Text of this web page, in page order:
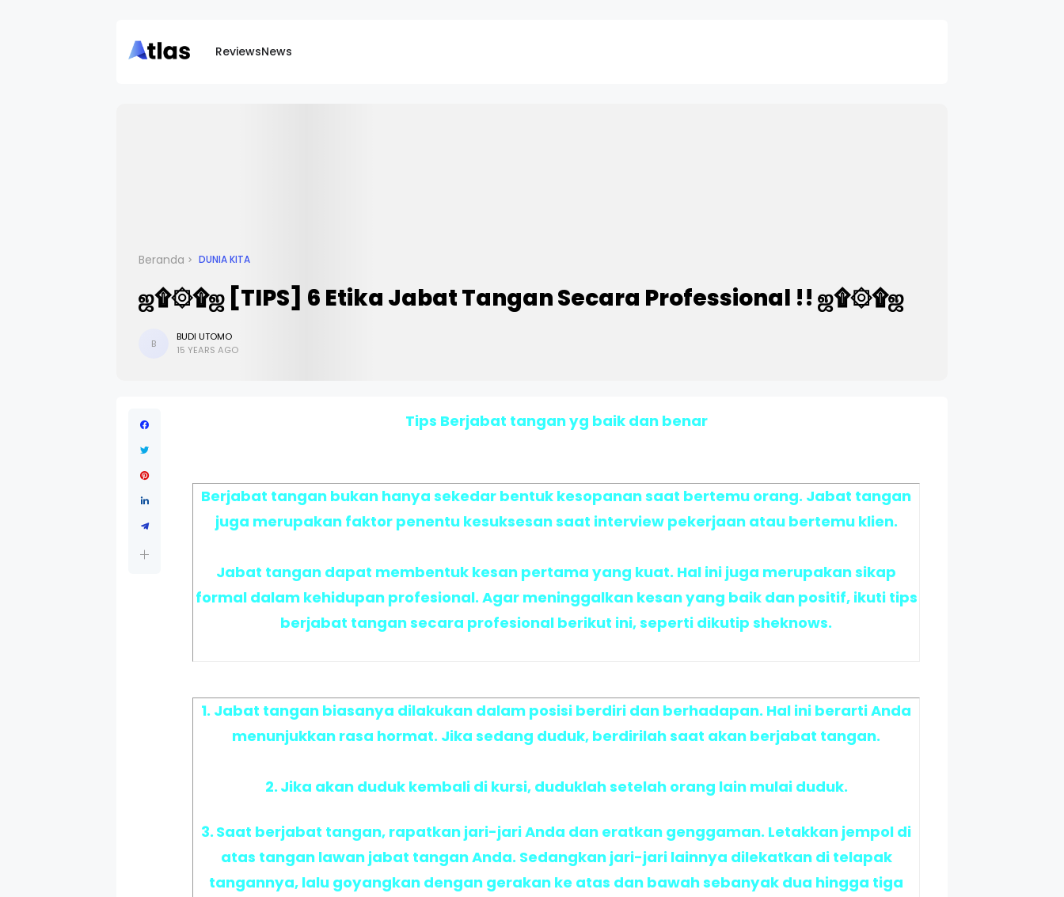
ReviewsNews
Beranda DUNIA KITA
ஜ۩۞۩ஜ [TIPS] 6 Etika Jabat Tangan Secara Professional !! ஜ۩۞۩ஜ
B
BUDI UTOMO
15 YEARS AGO
Tips Berjabat tangan yg baik dan benar
Berjabat tangan bukan hanya sekedar bentuk kesopanan saat bertemu orang. Jabat tangan
juga merupakan faktor penentu kesuksesan saat interview pekerjaan atau bertemu klien.
Jabat tangan dapat membentuk kesan pertama yang kuat. Hal ini juga merupakan sikap
formal dalam kehidupan profesional. Agar meninggalkan kesan yang baik dan positif, ikuti tips
berjabat tangan secara profesional berikut ini, seperti dikutip sheknows.
1. Jabat tangan biasanya dilakukan dalam posisi berdiri dan berhadapan. Hal ini berarti Anda
menunjukkan rasa hormat. Jika sedang duduk, berdirilah saat akan berjabat tangan.
2.Jika akan duduk kembali di kursi, duduklah setelah orang lain mulai duduk.
3.Saat berjabat tangan, rapatkan jari-jari Anda dan eratkan genggaman. Letakkan jempol di
atas tangan lawan jabat tangan Anda. Sedangkan jari-jari lainnya dilekatkan di telapak
tangannya, lalu goyangkan dengan gerakan ke atas dan bawah sebanyak dua hingga tiga